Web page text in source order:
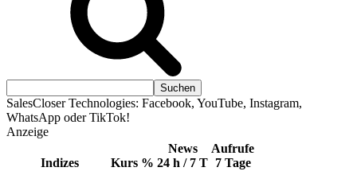
SalesCloser Technologies: Facebook, YouTube, Instagram,
WhatsApp oder TikTok!
Anzeige
Indizes Kurs %
News
24 h / 7 T
Aufrufe
7 Tage